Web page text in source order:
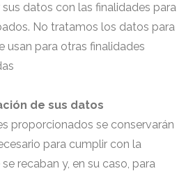
datos con las finalidades para
No tratamos los datos para
usan para otras finalidades
de sus datos
proporcionados se conservarán
para cumplir con la
recaban y, en su caso, para